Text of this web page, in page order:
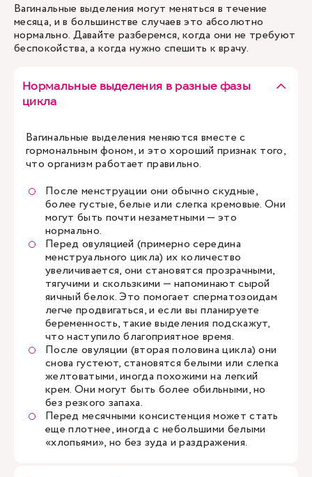
Вагинальные выделения могут меняться в течение
месяца, и в большинстве случаев это абсолютно
нормально. Давайте разберемся, когда они не требуют
беспокойства, а когда нужно спешить к врачу.
Нормальные выделения в разные фазы
цикла
Вагинальные выделения меняются вместе с
гормональным фоном, и это хороший признак того,
что организм работает правильно.
После менструации они обычно скудные,
более густые, белые или слегка кремовые. Они
могут быть почти незаметными — это
нормально.
Перед овуляцией (примерно середина
менструального цикла) их количество
увеличивается, они становятся прозрачными,
тягучими и скользкими — напоминают сырой
яичный белок. Это помогает сперматозоидам
легче продвигаться, и если вы планируете
беременность, такие выделения подскажут,
что наступило благоприятное время.
После овуляции (вторая половина цикла) они
снова густеют, становятся белыми или слегка
желтоватыми, иногда похожими на легкий
крем. Они могут быть более обильными, но
без резкого запаха.
Перед месячными консистенция может стать
еще плотнее, иногда с небольшими белыми
«хлопьями», но без зуда и раздражения.